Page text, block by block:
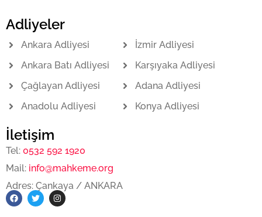
Adliyeler
Ankara Adliyesi
Ankara Batı Adliyesi
Çağlayan Adliyesi
Anadolu Adliyesi
İzmir Adliyesi
Karşıyaka Adliyesi
Adana Adliyesi
Konya Adliyesi
İletişim
Tel: 0532 592 1920
Mail: info@mahkeme.org
Adres: Çankaya / ANKARA